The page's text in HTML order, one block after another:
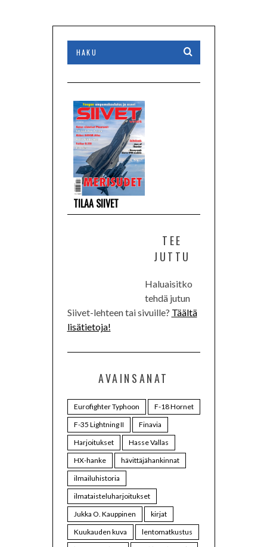
TILAA SIIVET
TEE
JUTTU
Haluaisitko
tehdä jutun
Siivet-lehteen tai sivuille? Täältä
lisätietoja!
AVAINSANAT
Eurofighter Typhoon
F-18 Hornet
F-35 Lightning II
Finavia
Harjoitukset
Hasse Vallas
HX-hanke
hävittäjähankinnat
ilmailuhistoria
ilmataisteluharjoitukset
Jukka O. Kauppinen
kirjat
Kuukauden kuva
lentomatkustus